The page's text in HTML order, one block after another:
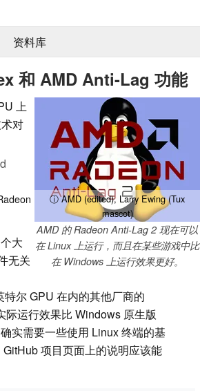
资料库
和 AMD Anti-Lag 功能
ⓘ AMD (edited), Larry Ewing (Tux
mascot)
AMD 的 Radeon Anti-Lag 2 现在可以
在 Linux 上运行，而且在某些游戏中比
在 Windows 上运行效果更好。
上
对
大
无关
尔 GPU 在内的其他厂商的
运行效果比 Windows 原生版
实需要一些使用 Linux 终端的基
项目页面上的说明应该能